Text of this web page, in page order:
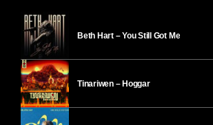
Beth Hart – You Still Got Me
Tinariwen – Hoggar